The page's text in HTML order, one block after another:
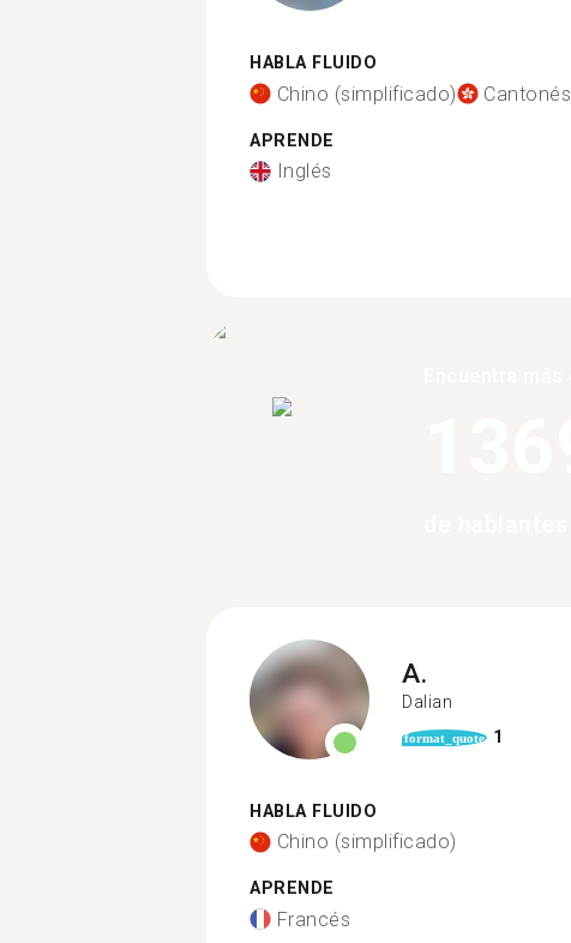
HABLA FLUIDO
Chino (simplificado) Cantonés
APRENDE
Inglés
A.
Dalian
format_quote 1
HABLA FLUIDO
Chino (simplificado)
APRENDE
Francés